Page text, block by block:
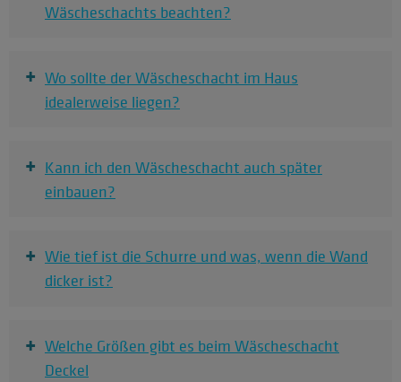
Wäscheschachts beachten?
+ Wo sollte der Wäscheschacht im Haus
idealerweise liegen?
+ Kann ich den Wäscheschacht auch später
einbauen?
+ Wie tief ist die Schurre und was, wenn die Wand
dicker ist?
+ Welche Größen gibt es beim Wäscheschacht
Deckel